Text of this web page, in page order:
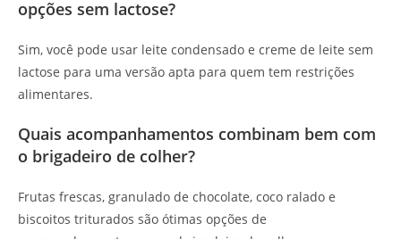
opções sem lactose?
Sim, você pode usar leite condensado e creme de leite sem
lactose para uma versão apta para quem tem restrições
alimentares.
Quais acompanhamentos combinam bem com
o brigadeiro de colher?
Frutas frescas, granulado de chocolate, coco ralado e
biscoitos triturados são ótimas opções de